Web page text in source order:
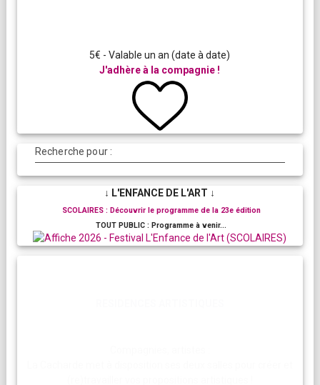
5€ - Valable un an (date à date)
J'adhère à la compagnie !
Recherche pour :
↓ L'ENFANCE DE L'ART ↓
SCOLAIRES : Découvrir le programme de la 23e édition
TOUT PUBLIC : Programme à venir...